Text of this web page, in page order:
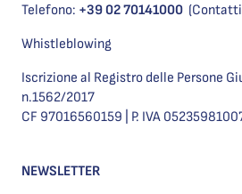
Telefono: +39 02 70141000
Whistleblowing
Iscrizione al Registro delle Persone
n.1562/2017
CF 97016560159 | P. IVA
NEWSLETTER